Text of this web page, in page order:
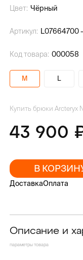
Цвет: Чёрный
Артикул: L07664700
Код товара: 000058
M L
Купить брюки Arcteryx
43 900
В
ДоставкаОплата
Описание и
параметры товара